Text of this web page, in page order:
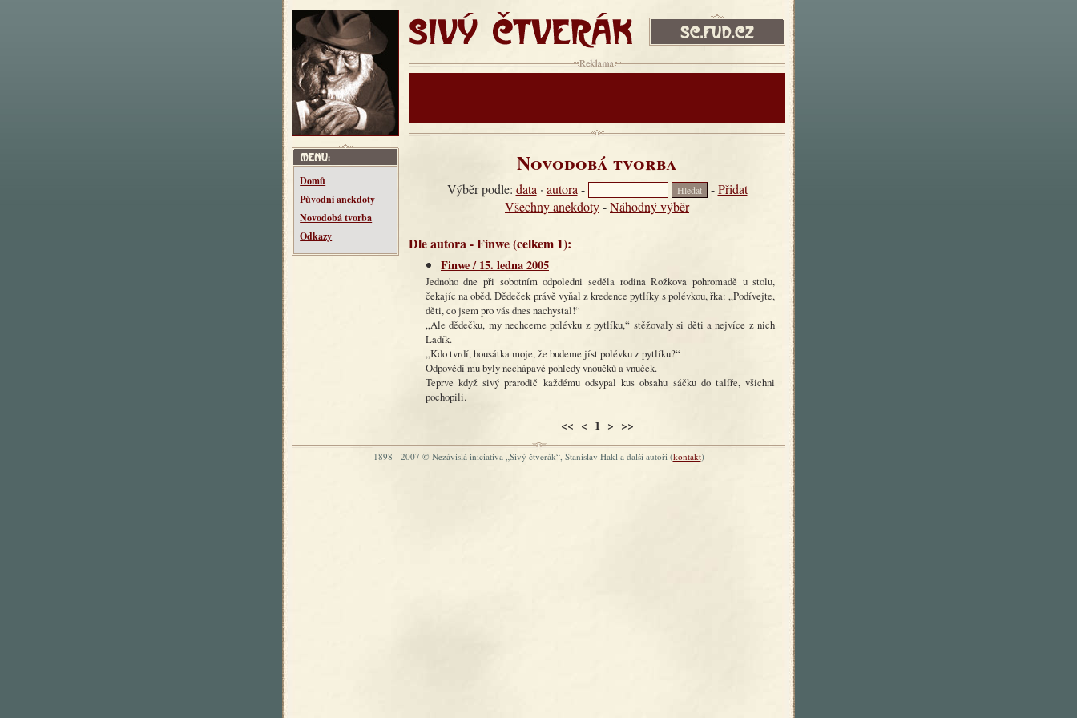
SIVÝ ČTVERÁK sc.fud.cz
Reklama:
Domů
Původní anekdoty
Novodobá tvorba
Odkazy
Novodobá tvorba
Výběr podle: data · autora - -Přidat
Všechny anekdoty-Náhodný výběr
Dle autora - Finwe (celkem 1):
Finwe / 15. ledna 2005
Jednoho dne při sobotním odpoledni seděla rodina Rožkova pohromadě u stolu,
čekajíc na oběd. Dědeček právě vyňal z kredence pytlíky s polévkou, řka: „Podívejte,
děti, co jsem pro vás dnes nachystal!“
„Ale dědečku, my nechceme polévku z pytlíku,“ stěžovaly si děti a nejvíce z nich
Ladík.
„Kdo tvrdí, housátka moje, že budeme jíst polévku z pytlíku?“
Odpovědí mu byly nechápavé pohledy vnoučků a vnuček.
Teprve když sivý prarodič každému odsypal kus obsahu sáčku do talíře, všichni
pochopili.
<< < 1 > >>
1898 - 2007 © Nezávislá iniciativa „Sivý čtverák“, Stanislav Hakl a další autoři (kontakt)